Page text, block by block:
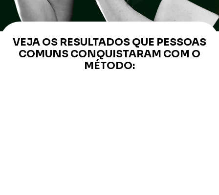
VEJA OS RESULTADOS QUE PESSOAS
COMUNS CONQUISTARAM COM O
MÉTODO: